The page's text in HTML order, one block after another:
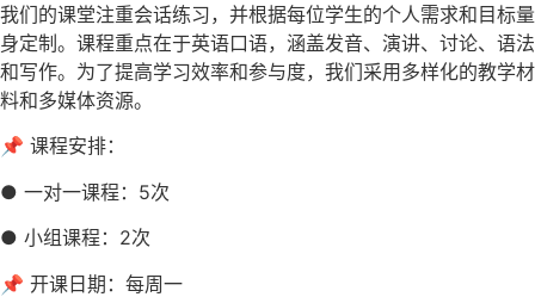
我们的课堂注重会话练习，并根据每位学生的个人需求和目标量
身定制。课程重点在于英语口语，涵盖发音、演讲、讨论、语法
和写作。为了提高学习效率和参与度，我们采用多样化的教学材
料和多媒体资源。
📌 课程安排：
● 一对一课程：5次
● 小组课程：2次
📌 开课日期：每周一